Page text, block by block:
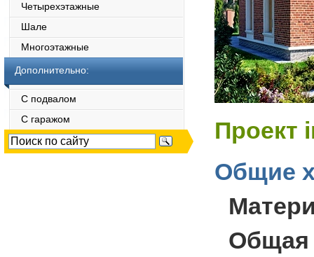
Четырехэтажные
Шале
Многоэтажные
Дополнительно:
С подвалом
С гаражом
Проект
Общие
Общая